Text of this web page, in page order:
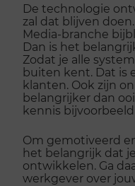
De technologie
zal dat blijven
Media-branche
Dan is het
Zodat je alle
buiten kent. Dat is
klanten. Ook zijn
belangrijker dan
kennis
Om gemotiveerd
het belangrijk dat
ontwikkelen. Ga
werkgever over